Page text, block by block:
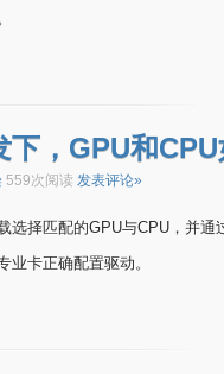
，GPU和CPU
559次阅读 发表评论»
择匹配的GPU与CPU，并通
卡正确配置驱动。